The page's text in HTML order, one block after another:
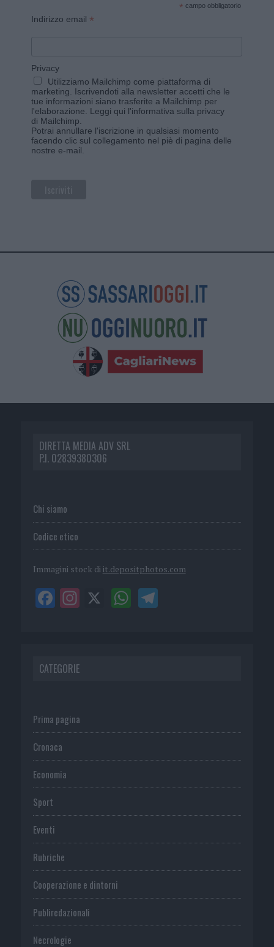
* campo obbligatorio
Indirizzo email *
Privacy
Utilizziamo Mailchimp come piattaforma di
marketing. Iscrivendoti alla newsletter accetti che le
tue informazioni siano trasferite a Mailchimp per
l'elaborazione. Leggi qui l'informativa sulla privacy
di Mailchimp
Potrai annullare l'iscrizione in qualsiasi momento
facendo clic sul collegamento nel piè di pagina delle
nostre e-mail.
DIRETTA MEDIA ADV SRL
P.I. 02839380306
Chi siamo
Codice etico
Immagini stock di it.depositphotos.com
CATEGORIE
Prima pagina
Cronaca
Economia
Sport
Eventi
Rubriche
Cooperazione e dintorni
Publiredazionali
Necrologie